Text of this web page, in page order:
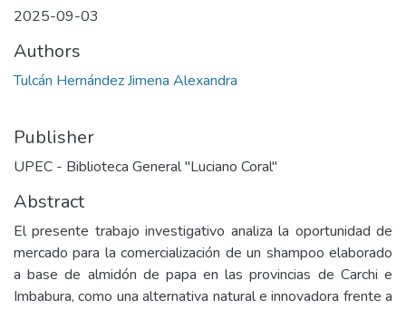
2025-09-03
Authors
Tulcán Hernández Jimena Alexandra
Publisher
UPEC - Biblioteca General "Luciano Coral"
Abstract
El presente trabajo investigativo analiza la oportunidad de
mercado para la comercialización de un shampoo elaborado
a base de almidón de papa en las provincias de Carchi e
Imbabura, como una alternativa natural e innovadora frente a